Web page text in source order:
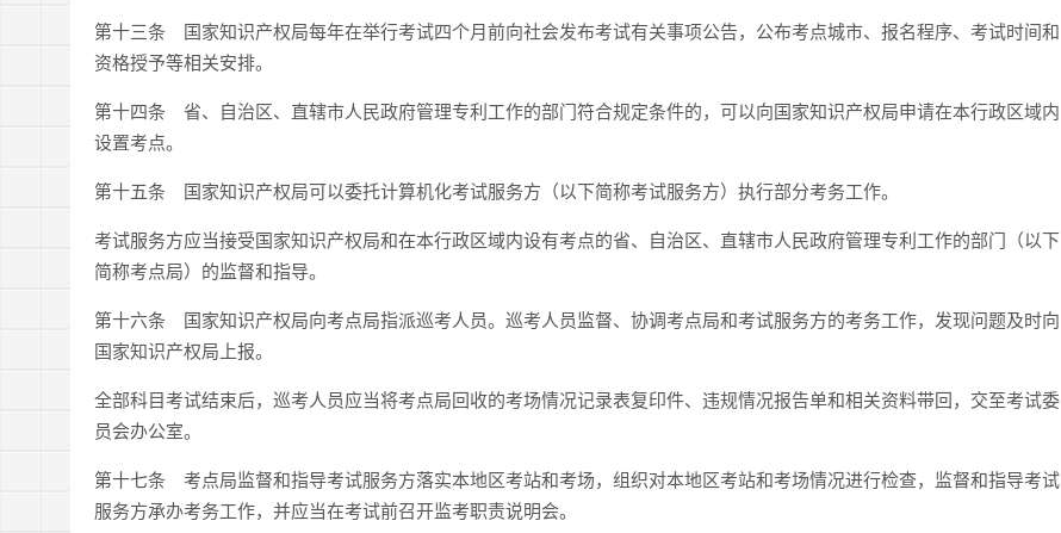
第十三条 国家知识产权局每年在举行考试四个月前向社会发布考试有关事项公告，公布考点城市、报名程序、考试时间和
资格授予等相关安排。
第十四条 省、自治区、直辖市人民政府管理专利工作的部门符合规定条件的，可以向国家知识产权局申请在本行政区域内
设置考点。
第十五条 国家知识产权局可以委托计算机化考试服务方（以下简称考试服务方）执行部分考务工作。
考试服务方应当接受国家知识产权局和在本行政区域内设有考点的省、自治区、直辖市人民政府管理专利工作的部门（以下
简称考点局）的监督和指导。
第十六条 国家知识产权局向考点局指派巡考人员。巡考人员监督、协调考点局和考试服务方的考务工作，发现问题及时向
国家知识产权局上报。
全部科目考试结束后，巡考人员应当将考点局回收的考场情况记录表复印件、违规情况报告单和相关资料带回，交至考试委
员会办公室。
第十七条 考点局监督和指导考试服务方落实本地区考站和考场，组织对本地区考站和考场情况进行检查，监督和指导考试
服务方承办考务工作，并应当在考试前召开监考职责说明会。